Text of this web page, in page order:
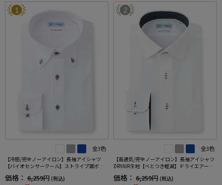
1
全3色
【冷感/完全ノーアイロン】長袖アイシャツ
【バイオセンサークール】ストライプ調ボタ
ンダウンストライプ形態安定ストレッチ防汚
効果吸汗速乾ワイシャツ春夏
価格： 6,259円 (税込)
2
全3色
【高通気/完全ノーアイロン】長袖アイシャツ
DRYAIR生地【べとつき軽減】ドライエアース
トライプ調セミワイド別布ストライプ形態安
定ストレッチ防汚効果吸汗速乾ワイシャツ春
価格： 6,259円 (税込)